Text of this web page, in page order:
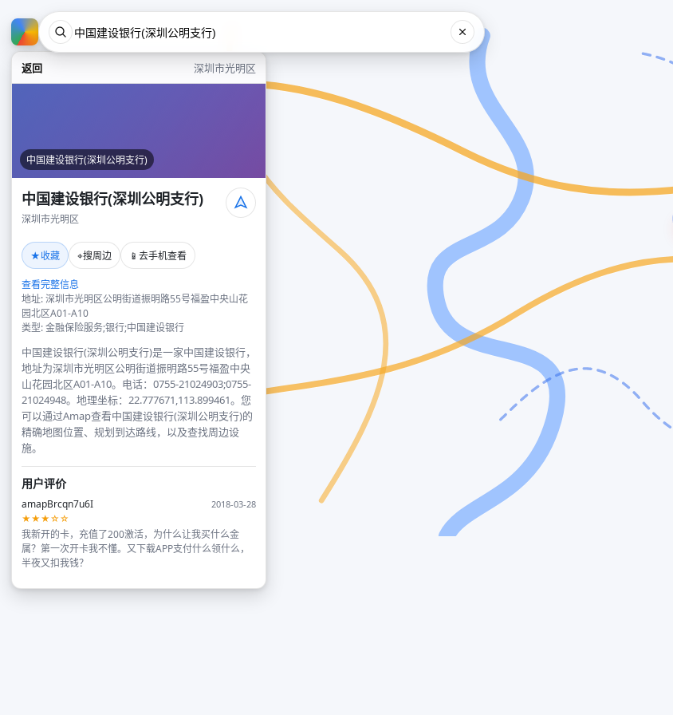
返回 深圳市光明区
中国建设银行(深圳公明支行)
中国建设银行(深圳公明支行)
深圳市光明区
★收藏 ⌖搜周边 📱 去手机查看
查看完整信息
地址: 深圳市光明区公明街道振明路55号福盈中央山花
园北区A01-A10
类型: 金融保险服务;银行;中国建设银行
中国建设银行(深圳公明支行)是一家中国建设银行，
地址为深圳市光明区公明街道振明路55号福盈中央
山花园北区A01-A10。电话：0755-21024903;0755-
21024948。地理坐标：22.777671,113.899461。您
可以通过Amap查看中国建设银行(深圳公明支行)的
精确地图位置、规划到达路线，以及查找周边设
施。
用户评价
amapBrcqn7u6I
2018-03-28
★★★☆☆
我新开的卡，充值了200激活，为什么让我买什么金
属？第一次开卡我不懂。又下载APP支付什么领什么，
半夜又扣我钱？